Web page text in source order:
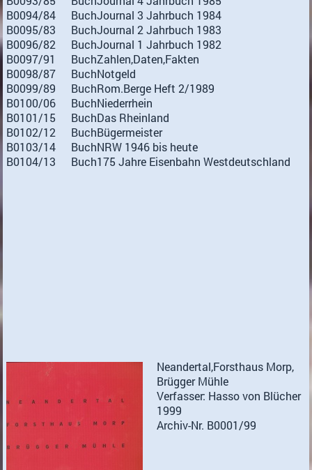
B0094/84
BuchJournal 3 Jahrbuch 1984
B0095/83
BuchJournal 2 Jahrbuch 1983
B0096/82
BuchJournal 1 Jahrbuch 1982
B0097/91
BuchZahlen,Daten,Fakten
B0098/87
BuchNotgeld
B0099/89
BuchRom.Berge Heft 2/1989
B0100/06
BuchNiederrhein
B0101/15
BuchDas Rheinland
B0102/12
BuchBügermeister
B0103/14
BuchNRW 1946 bis heute
B0104/13
Buch175 Jahre Eisenbahn Westdeutschland
Neandertal,Forsthaus Morp,
Brügger Mühle
Verfasser: Hasso von Blücher
1999
Archiv-Nr. B0001/99